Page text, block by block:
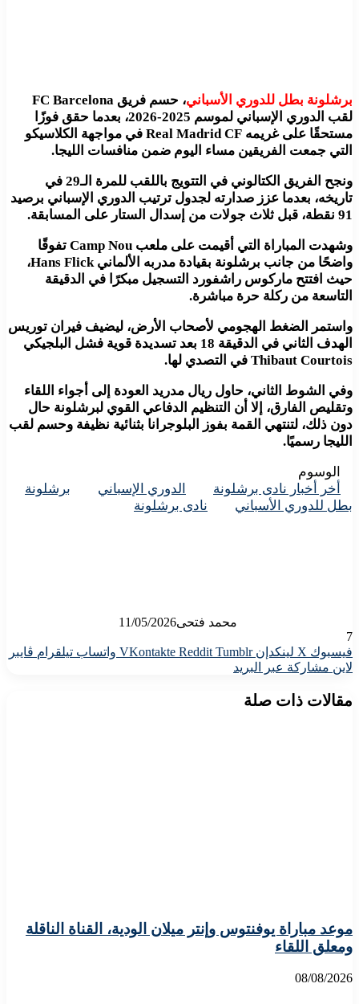
برشلونة بطل للدوري الأسباني
، حسم فريق FC Barcelona
لقب الدوري الإسباني لموسم 2025-2026، بعدما حقق فوزًا
مستحقًا على غريمه Real Madrid CF في مواجهة الكلاسيكو
التي جمعت الفريقين مساء اليوم ضمن منافسات الليجا.
ونجح الفريق الكتالوني في التتويج باللقب للمرة الـ29 في
تاريخه، بعدما عزز صدارته لجدول ترتيب الدوري الإسباني برصيد
91 نقطة، قبل ثلاث جولات من إسدال الستار على المسابقة.
وشهدت المباراة التي أقيمت على ملعب Camp Nou تفوقًا
واضحًا من جانب برشلونة بقيادة مدربه الألماني Hans Flick،
حيث افتتح ماركوس راشفورد التسجيل مبكرًا في الدقيقة
التاسعة من ركلة حرة مباشرة.
واستمر الضغط الهجومي لأصحاب الأرض، ليضيف فيران توريس
الهدف الثاني في الدقيقة 18 بعد تسديدة قوية فشل البلجيكي
Thibaut Courtois في التصدي لها.
وفي الشوط الثاني، حاول ريال مدريد العودة إلى أجواء اللقاء
وتقليص الفارق، إلا أن التنظيم الدفاعي القوي لبرشلونة حال
دون ذلك، لتنتهي القمة بفوز البلوجرانا بثنائية نظيفة وحسم لقب
الليجا رسميًا.
الوسوم
أخر أخبار نادى برشلونة
الدوري الإسباني
برشلونة
بطل للدوري الأسباني
نادى برشلونة
محمد فتحى11/05/2026
7
فيسبوك X لينكدإن واتساب تيلقرام ڤايبر
لاين مشاركة عبر البريد
مقالات ذات صلة
موعد مباراة يوفنتوس وإنتر ميلان الودية، القناة الناقلة
ومعلق اللقاء
08/08/2026